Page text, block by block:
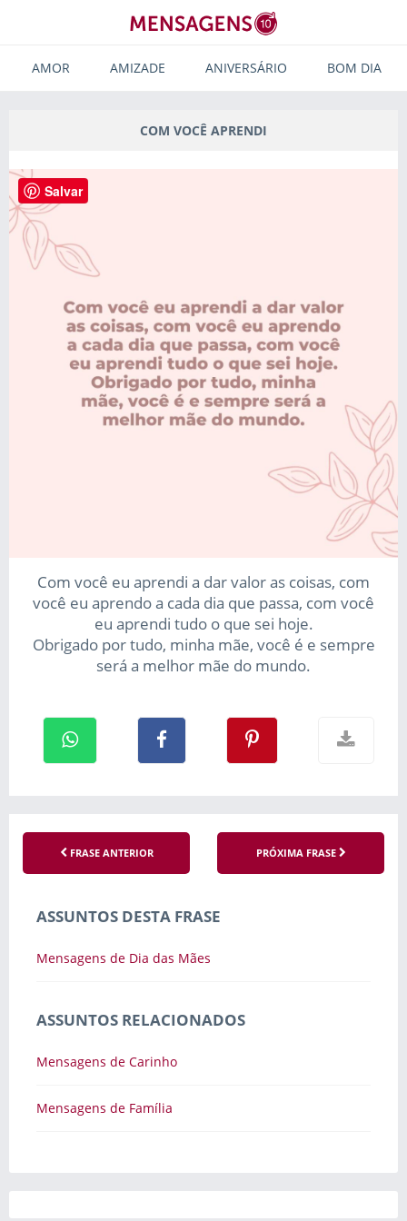
AMOR AMIZADE ANIVERSÁRIO BOM DIA
COM VOCÊ APRENDI
Com você eu aprendi a dar valor as coisas, com
você eu aprendo a cada dia que passa, com você
eu aprendi tudo o que sei hoje.
Obrigado por tudo, minha mãe, você é e sempre
será a melhor mãe do mundo.
FRASE ANTERIOR PRÓXIMA FRASE
ASSUNTOS DESTA FRASE
Mensagens de Dia das Mães
ASSUNTOS RELACIONADOS
Mensagens de Carinho
Mensagens de Família
Salvar